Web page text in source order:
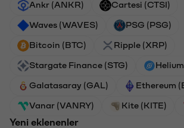
Ankr (ANKR) Cartesi (CTSI)
Waves (WAVES) PSG (PSG)
Bitcoin (BTC) Ripple (XRP)
Stargate Finance (STG)
Galatasaray (GAL) Ethereum
Vanar (VANRY) Kite (KITE)
Yeni eklenenler